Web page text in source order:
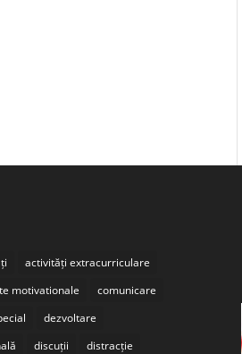
activități extracurriculare
motivationale
comunicare
dezvoltare
discuții
distracție